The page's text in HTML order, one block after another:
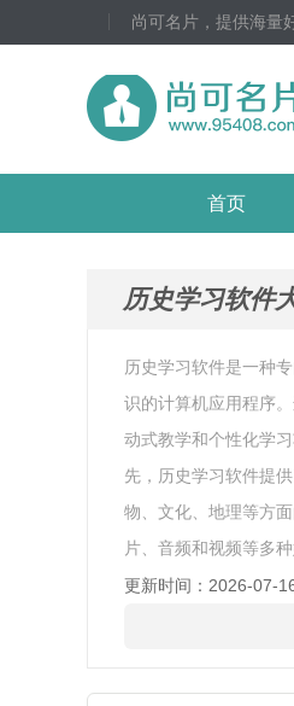
尚可名片，提供海量
首页
历史学习软件
历史学习软件是一种
识的计算机应用程序
动式教学和个性化学
先，历史学习软件提
物、文化、地理等方
片、音频和视频等多
料通常经过精心整理
息。其次，历史学习
更新时间： 2026-07-